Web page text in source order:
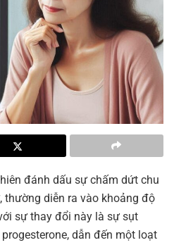
đánh dấu sự chấm dứt chu
thường diễn ra vào khoảng độ
sự thay đổi này là sự sụt
dẫn đến một loạt